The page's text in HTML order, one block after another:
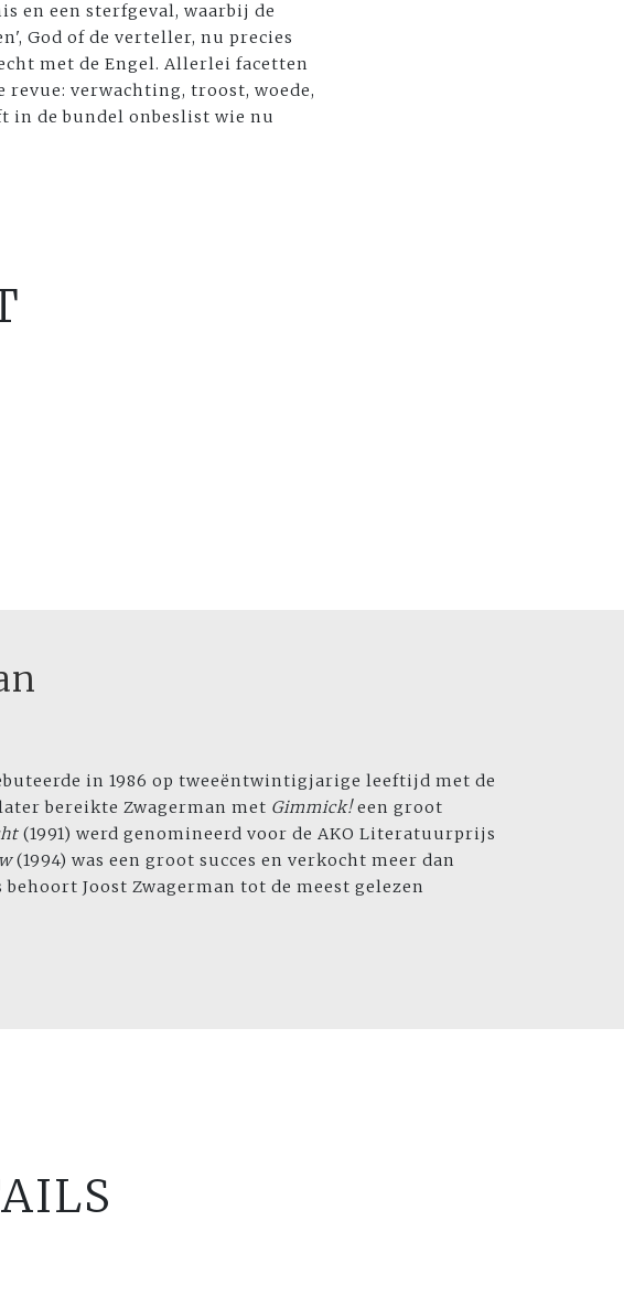
en een sterfgeval, waarbij de
God of de verteller, nu precies
met de Engel. Allerlei facetten
revue: verwachting, troost, woede,
de bundel onbeslist wie nu
in 1986 op tweeëntwintigjarige leeftijd met de
bereikte Zwagerman met Gimmick!een groot
(1991) werd genomineerd voor de AKO Literatuurprijs
(1994) was een groot succes en verkocht meer dan
Joost Zwagerman tot de meest gelezen